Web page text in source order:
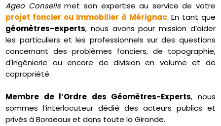
Ageo Conseilsmet son expertise au service de votre
projet foncier ou immobilier à Mérignac. En tant que
géomètres-experts, nous avons pour mission d’aider
les particuliers et les professionnels sur des questions
concernant des problèmes fonciers, de topographie,
d'ingénierie ou encore de division en volume et de
copropriété.
Membre de l’Ordre des Géomètres-Experts, nous
sommes l’interlocuteur dédié des acteurs publics et
privés à Bordeaux et dans toute la Gironde.